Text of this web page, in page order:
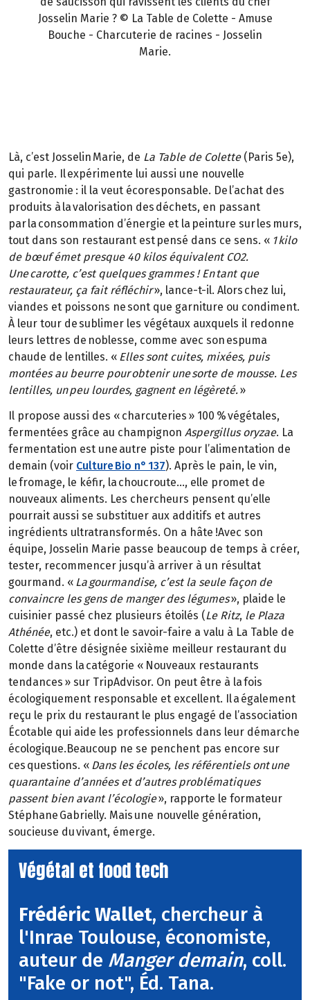
Josselin Marie ? © La Table de Colette - Amuse
Bouche - Charcuterie de racines - Josselin
Marie.
Là, c’est Josselin Marie, de La Table de Colette(Paris 5e),
qui parle. Il expérimente lui aussi une nouvelle
gastronomie : il la veut écoresponsable. De l’achat des
produits à la valorisation des déchets, en passant
par la consommation d’énergie et la peinture sur les murs,
tout dans son restaurant est pensé dans ce sens. « 1 kilo
de bœuf émet presque 40 kilos équivalent CO2.
Une carotte, c’est quelques grammes ! En tant que
restaurateur, ça fait réfléchir», lance-t-il. Alors chez lui,
viandes et poissons ne sont que garniture ou condiment.
À leur tour de sublimer les végétaux auxquels il redonne
leurs lettres de noblesse, comme avec son espuma
chaude de lentilles. « Elles sont cuites, mixées, puis
montées au beurre pour obtenir une sorte de mousse. Les
lentilles, un peu lourdes, gagnent en légèreté.»
Il propose aussi des « charcuteries » 100 % végétales,
fermentées grâce au champignon Aspergillus oryzae. La
fermentation est une autre piste pour l’alimentation de
demain (voir Culture Bio n° 137). Après le pain, le vin,
le fromage, le kéfir, la choucroute…, elle promet de
nouveaux aliments. Les chercheurs pensent qu’elle
pourrait aussi se substituer aux additifs et autres
ingrédients ultratransformés. On a hâte !Avec son
équipe, Josselin Marie passe beaucoup de temps à créer,
tester, recommencer jusqu’à arriver à un résultat
gourmand. « La gourmandise, c’est la seule façon de
convaincre les gens de manger des légumes», plaide le
cuisinier passé chez plusieurs étoilés (Le Ritz, le Plaza
Athénée, etc.) et dont le savoir-faire a valu à La Table de
Colette d’être désignée sixième meilleur restaurant du
monde dans la catégorie « Nouveaux restaurants
tendances » sur TripAdvisor. On peut être à la fois
écologiquement responsable et excellent. Il a également
reçu le prix du restaurant le plus engagé de l’association
Écotable qui aide les professionnels dans leur démarche
écologique.Beaucoup ne se penchent pas encore sur
ces questions. « Dans les écoles, les référentiels ont une
quarantaine d’années et d’autres problématiques
passent bien avant l’écologie», rapporte le formateur
Stéphane Gabrielly. Mais une nouvelle génération,
soucieuse du vivant, émerge.
Végétal et food tech
Frédéric Wallet, chercheur à
l'Inrae Toulouse, économiste,
auteur de Manger demain, coll.
"Fake or not", Éd. Tana.